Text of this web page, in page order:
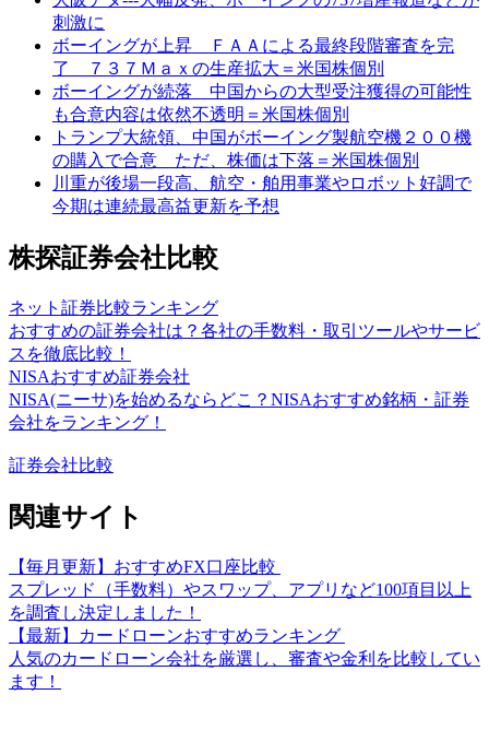
刺激に
ボーイングが上昇 ＦＡＡによる最終段階審査を完
了 ７３７Ｍａｘの生産拡大＝米国株個別
ボーイングが続落 中国からの大型受注獲得の可能性
も合意内容は依然不透明＝米国株個別
トランプ大統領、中国がボーイング製航空機２００機
の購入で合意 ただ、株価は下落＝米国株個別
川重が後場一段高、航空・舶用事業やロボット好調で
今期は連続最高益更新を予想
株探証券会社比較
ネット証券比較ランキング
おすすめの証券会社は？各社の手数料・取引ツールやサービ
スを徹底比較！
NISAおすすめ証券会社
NISA(ニーサ)を始めるならどこ？NISAおすすめ銘柄・証券
会社をランキング！
証券会社比較
関連サイト
【毎月更新】おすすめFX口座比較
スプレッド（手数料）やスワップ、アプリなど100項目以上
を調査し決定しました！
【最新】カードローンおすすめランキング
人気のカードローン会社を厳選し、審査や金利を比較してい
ます！